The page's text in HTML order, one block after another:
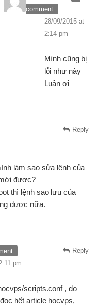
comment
28/09/2015 at
2:14 pm
Mình cũng bị
lỗi như này
Luân ơi
Reply
làm sao sửa lệnh của
được?
thì lệnh sao lưu của
được nữa.
Reply
pm
scripts.conf , do
hết article hocvps,